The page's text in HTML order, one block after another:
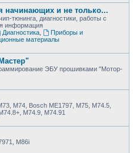
начинающих и не только...
тюнинга, диагностики, работы с
информация
Диагностика,
Приборы и
материалы
ЭБУ прошивками "Мотор-
М74, Bosch ME1797, М75, М74.5,
М74.9, М74.91
М86i